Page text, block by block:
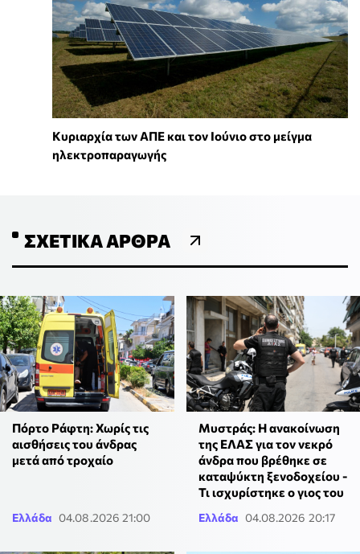
Κυριαρχία των ΑΠΕ και τον Ιούνιο στο μείγμα
ηλεκτροπαραγωγής
ΣΧΕΤΙΚΆ ΆΡΘΡΑ
Πόρτο Ράφτη: Χωρίς τις
αισθήσεις του άνδρας
μετά από τροχαίο
Ελλάδα 04.08.2026 21:00
Μυστράς: Η ανακοίνωση
της ΕΛΑΣ για τον νεκρό
άνδρα που βρέθηκε σε
καταψύκτη ξενοδοχείου -
Τι ισχυρίστηκε ο γιος του
Ελλάδα 04.08.2026 20:17